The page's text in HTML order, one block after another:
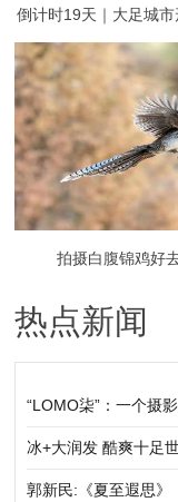
倒计时19天｜大足城
拍摄白腹锦鸡好
热点新闻
“LOMO柒”：一个摄
冰+大润发 酷爽十足
布
郭新民:《夏至遐思》